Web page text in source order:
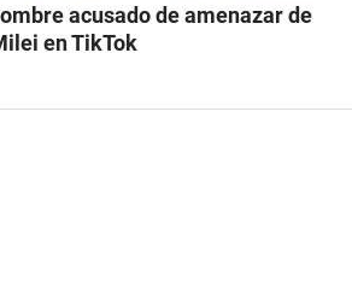
acusado de amenazar de
en TikTok